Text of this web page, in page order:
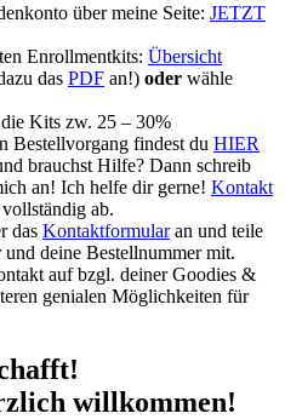
über meine Seite: JETZT
Enrollmentkits: Übersicht
das PDF an!) oder wähle
Kits zw. 25 – 30%
Bestellvorgang findest du HIER
brauchst Hilfe? Dann schreib
an! Ich helfe dir gerne! Kontakt
ab.
das Kontaktformularan und teile
deine Bestellnummer mit.
auf bzgl. deiner Goodies &
genialen Möglichkeiten für
willkommen!